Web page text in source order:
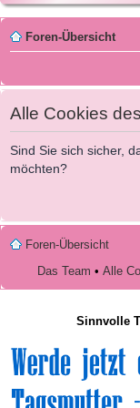
Foren-Übersicht
Alle Cookies
Sind Sie sich sicher,
möchten?
Foren-Übersicht
Das Team • Alle
Sinnvolle